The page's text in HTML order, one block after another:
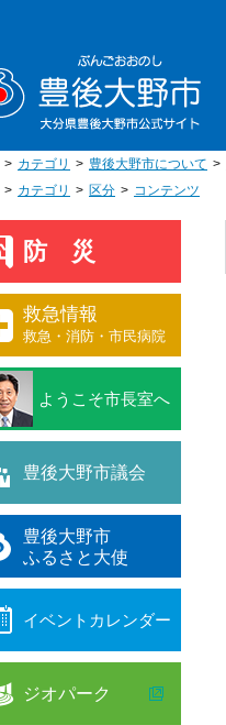
カテゴリ 豊後大野市について
カテゴリ 区分 コンテンツ
防災
救急情報
救急・消防・市民病院
ようこそ市長室へ
豊後大野市議会
豊後大野市
ふるさと大使
イベントカレンダー
ジオパーク